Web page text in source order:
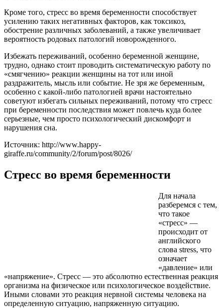
Кроме того, стресс во время беременности способствует
усилению таких негативных факторов, как токсикоз,
обострение различных заболеваний, а также увеличивает
вероятность родовых патологий новорожденного.
Избежать переживаний, особенно беременной женщине,
трудно, однако стоит проводить систематическую работу по
«смягчению» реакции женщины на тот или иной
раздражитель, мысль или событие. Не зря же беременным,
особенно с какой-либо патологией врачи настоятельно
советуют избегать сильных переживаний, потому что стресс
при беременности последствия может повлечь куда более
серьезные, чем просто психологический дискомфорт и
нарушения сна.
Источник: http://www.happy-
giraffe.ru/community/2/forum/post/8026/
Стресс во время беременности
Для начала
разберемся с тем,
что такое
«стресс» —
происходит от
английского
слова stress, что
означает
«давление» или
«напряжение». Стресс — это абсолютно естественная реакция
организма на физическое или психологическое воздействие.
Иными словами это реакция нервной системы человека на
определенную ситуацию, напряженную ситуацию.